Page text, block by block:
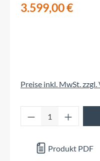
3.599,00 €
Preise inkl. MwSt.
Produkt
Produkt PDF